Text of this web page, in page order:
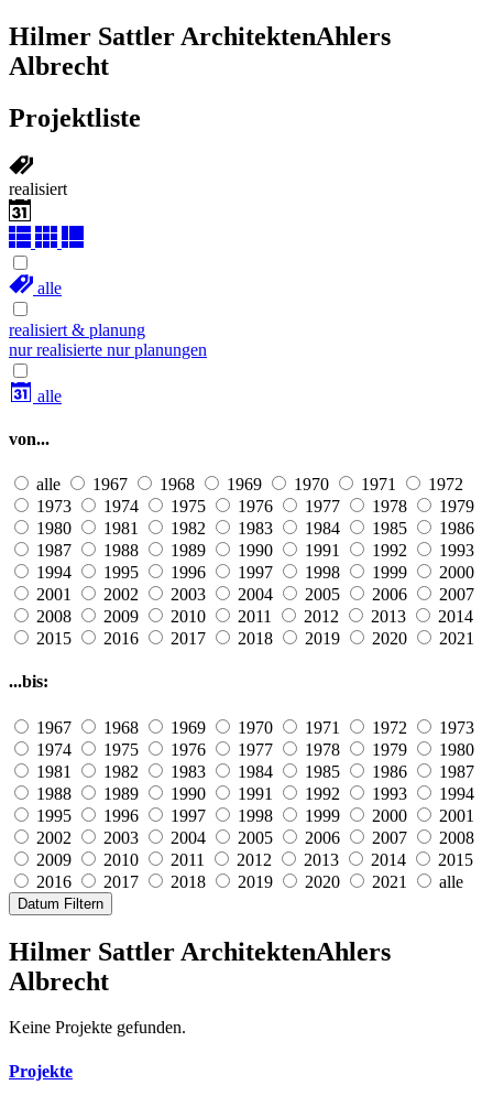
Hilmer Sattler ArchitektenAhlers
Albrecht
Projektliste
realisiert
alle
realisiert & planung
nur realisierte nur planungen
alle
von...
alle 1967 1968 1969 1970 1971
1972
1973
1974 1975 1976 1977 1978
1979
1980
1981 1982 1983 1984 1985
1986
1987
1988 1989 1990 1991 1992
1993
1994
1995 1996 1997 1998 1999
2000
2001
2002 2003 2004 2005 2006
2007
2008
2009 2010 2011 2012 2013
2014
2015
2016 2017 2018 2019 2020 2021
...bis:
1967 1968 1969 1970 1971 1972
1973
1974
1975 1976 1977 1978 1979
1980
1981
1982 1983 1984 1985 1986
1987
1988
1989 1990 1991 1992 1993
1994
1995
1996 1997 1998 1999 2000
2001
2002
2003 2004 2005 2006 2007
2008
2009
2010 2011 2012 2013 2014
2015
2016
2017 2018 2019 2020 2021 alle
Datum Filtern
Hilmer Sattler ArchitektenAhlers
Albrecht
Keine Projekte gefunden.
Projekte